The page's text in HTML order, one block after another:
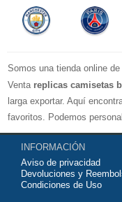
Somos una tienda online de
Venta replicas camisetas
larga exportar. Aquí
favoritos. Podemos
quieras. Nuestras
tailandesa por lo que
con ella. Estas camisetas
servirán para jugar al
INFORMACIÓN
Aviso de privacidad
Devoluciones y
Condiciones de Uso